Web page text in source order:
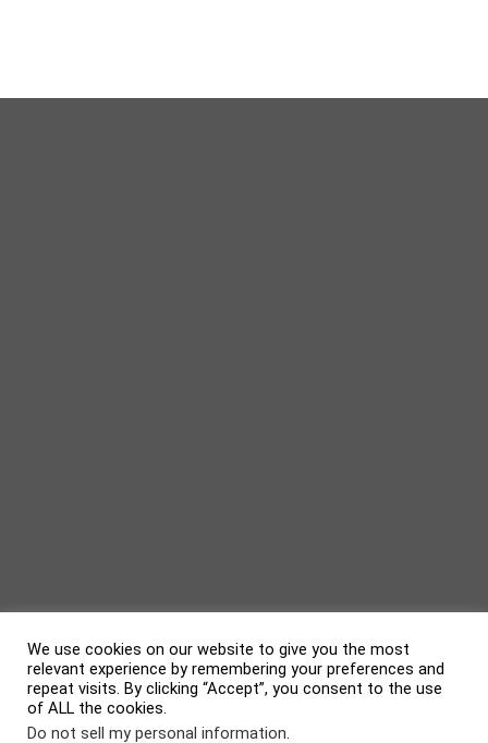
evolvetheme by Theme4Press • Powered by
We use cookies on our website to give you the most
relevant experience by remembering your preferences and
repeat visits. By clicking “Accept”, you consent to the use
of ALL the cookies.
Do not sell my personal information.